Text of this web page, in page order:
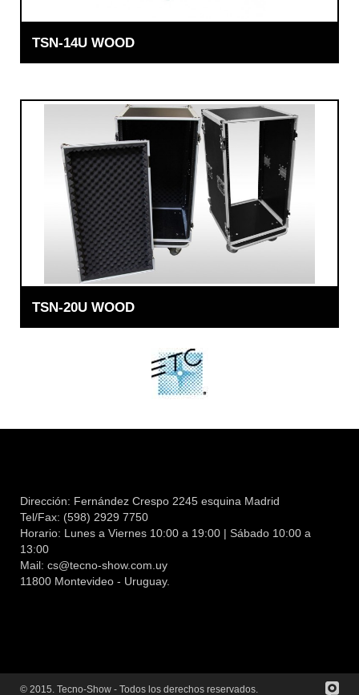
TSN-14U WOOD
TSN-20U WOOD
Dirección: Fernández Crespo 2245 esquina Madrid
Tel/Fax: (598) 2929 7750
Horario: Lunes a Viernes 10:00 a 19:00 | Sábado 10:00 a
13:00
Mail: cs@tecno-show.com.uy
11800 Montevideo - Uruguay.
© 2015. Tecno-Show - Todos los derechos reservados.